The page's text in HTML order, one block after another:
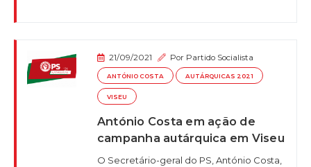
21/09/2021 Por Partido Socialista
ANTÓNIO COSTA AUTÁRQUICAS 2021
VISEU
António Costa em ação de
campanha autárquica em Viseu
O Secretário-geral do PS, António Costa,